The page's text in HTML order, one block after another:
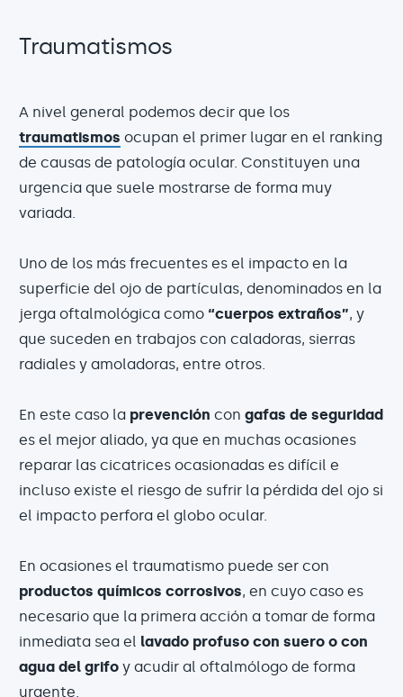
Traumatismos
A nivel general podemos decir que los
traumatismos ocupan el primer lugar en el ranking
de causas de patología ocular. Constituyen una
urgencia que suele mostrarse de forma muy
variada.
Uno de los más frecuentes es el impacto en la
superficie del ojo de partículas, denominados en la
jerga oftalmológica como “cuerpos extraños”, y
que suceden en trabajos con caladoras, sierras
radiales y amoladoras, entre otros.
En este caso la prevención con gafas de seguridad
es el mejor aliado, ya que en muchas ocasiones
reparar las cicatrices ocasionadas es difícil e
incluso existe el riesgo de sufrir la pérdida del ojo si
el impacto perfora el globo ocular.
En ocasiones el traumatismo puede ser con
productos químicos corrosivos, en cuyo caso es
necesario que la primera acción a tomar de forma
inmediata sea el lavado profuso con suero o con
agua del grifo y acudir al oftalmólogo de forma
urgente.